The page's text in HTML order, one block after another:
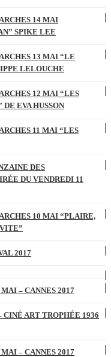
14 MAI
SPIKE LEE
13 MAI “LE
LELOUCHE
12 MAI “LES
EVA HUSSON
11 MAI “LES
DES
DU VENDREDI 11
10 MAI “PLAIRE,
2017
– CANNES 2017
CINÉ ART TROPHÉE 1936
– CANNES 2017